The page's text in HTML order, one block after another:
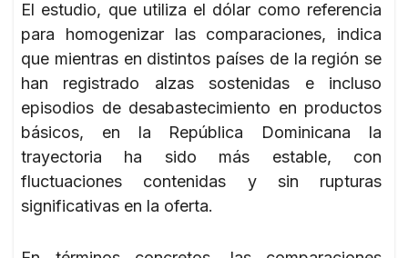
El estudio, que utiliza el dólar como referencia
para homogenizar las comparaciones, indica
que mientras en distintos países de la región se
han registrado alzas sostenidas e incluso
episodios de desabastecimiento en productos
básicos, en la República Dominicana la
trayectoria ha sido más estable, con
fluctuaciones contenidas y sin rupturas
significativas en la oferta.